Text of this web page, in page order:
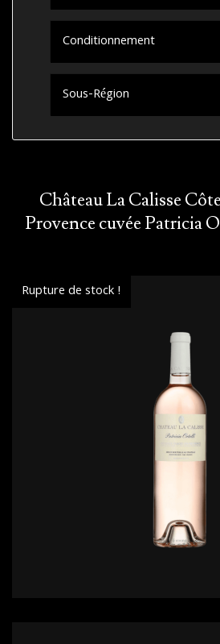
Conditionnement
Sous-Région
Château La Calisse
Provence cuvée Patricia
Rupture de stock !